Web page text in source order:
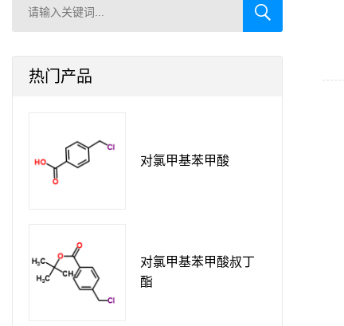
热门产品
对氯甲基苯甲酸
对氯甲基苯甲酸叔丁
酯